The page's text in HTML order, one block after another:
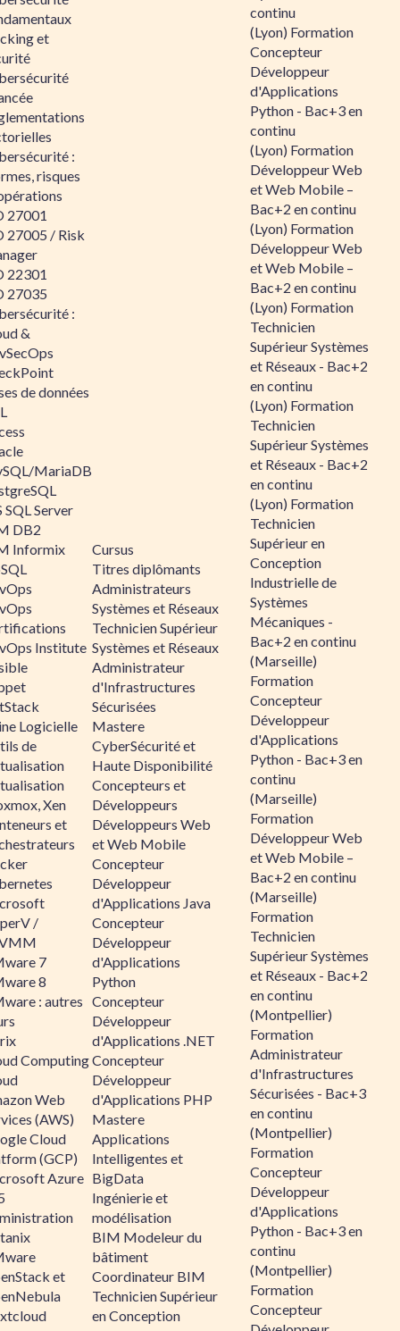
et
:
risques
27001
27005 / Risk
22301
27035
:
&
de données
MariaDB
SQL Server
DB2
Informix
Institute
Logicielle
de
Xen
et
/
7
8
: autres
Computing
Web
(AWS)
Cloud
(GCP)
Azure
et
Cursus
Titres diplômants
Administrateurs
Systèmes et Réseaux
Technicien Supérieur
Systèmes et Réseaux
Administrateur
d'Infrastructures
Sécurisées
Mastere
CyberSécurité et
Haute Disponibilité
Concepteurs et
Développeurs
Développeurs Web
et Web Mobile
Concepteur
Développeur
d'Applications Java
Concepteur
Développeur
d'Applications
Python
Concepteur
Développeur
d'Applications .NET
Concepteur
Développeur
d'Applications PHP
Mastere
Applications
Intelligentes et
BigData
Ingénierie et
modélisation
BIM Modeleur du
bâtiment
Coordinateur BIM
Technicien Supérieur
en Conception
continu
(Lyon) Formation
Concepteur
Développeur
d'Applications
Python - Bac+3 en
continu
(Lyon) Formation
Développeur Web
et Web Mobile –
Bac+2 en continu
(Lyon) Formation
Développeur Web
et Web Mobile –
Bac+2 en continu
(Lyon) Formation
Technicien
Supérieur Systèmes
et Réseaux - Bac+2
en continu
(Lyon) Formation
Technicien
Supérieur Systèmes
et Réseaux - Bac+2
en continu
(Lyon) Formation
Technicien
Supérieur en
Conception
Industrielle de
Systèmes
Mécaniques -
Bac+2 en continu
(Marseille)
Formation
Concepteur
Développeur
d'Applications
Python - Bac+3 en
continu
(Marseille)
Formation
Développeur Web
et Web Mobile –
Bac+2 en continu
(Marseille)
Formation
Technicien
Supérieur Systèmes
et Réseaux - Bac+2
en continu
(Montpellier)
Formation
Administrateur
d'Infrastructures
Sécurisées - Bac+3
en continu
(Montpellier)
Formation
Concepteur
Développeur
d'Applications
Python - Bac+3 en
continu
(Montpellier)
Formation
Concepteur